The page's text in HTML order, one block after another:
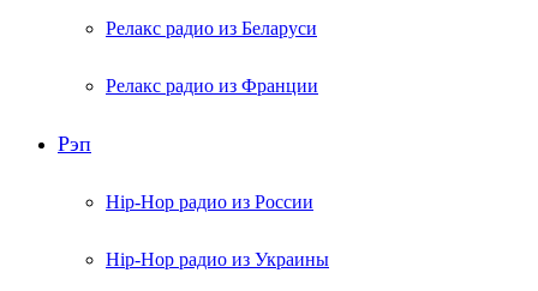
Релакс радио из Беларуси
Релакс радио из Франции
Рэп
Hip-Hop радио из России
Hip-Hop радио из Украины